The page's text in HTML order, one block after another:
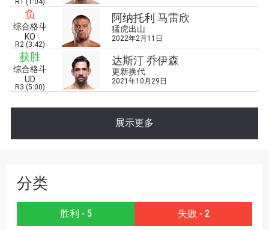
R1 (1:04)
负
综合格斗
KO
R2 (3:42)
阿纳托利 马雷欣
猛虎出山
2022年2月11日
获胜
综合格斗
UD
R3 (5:00)
达斯汀 乔伊森
更新换代
2021年10月29日
展示更多
分类
胜利 - 5 失败 - 2
对手
赛事
在任何地域观看ONE冠军赛，现在注册获得权限了
解最新资讯、解锁特别福利以及优先机遇获得直播
场次的最佳座位！
邮箱
名字
提交此表格签署弹出免责声明，即表示您同意我们
的隐私政策，我们将收集、使用和披露您的信息。
您可以随时取消订阅这些信息。